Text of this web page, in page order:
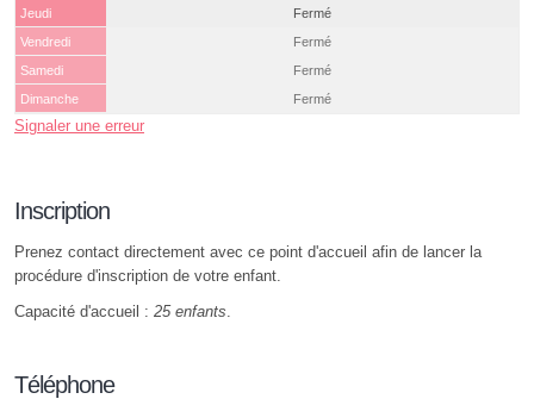
Jeudi
Fermé
Vendredi
Fermé
Samedi
Fermé
Dimanche
Fermé
Signaler une erreur
Inscription
Prenez contact directement avec ce point d'accueil afin de lancer la
procédure d'inscription de votre enfant.
Capacité d'accueil : 25 enfants
Téléphone